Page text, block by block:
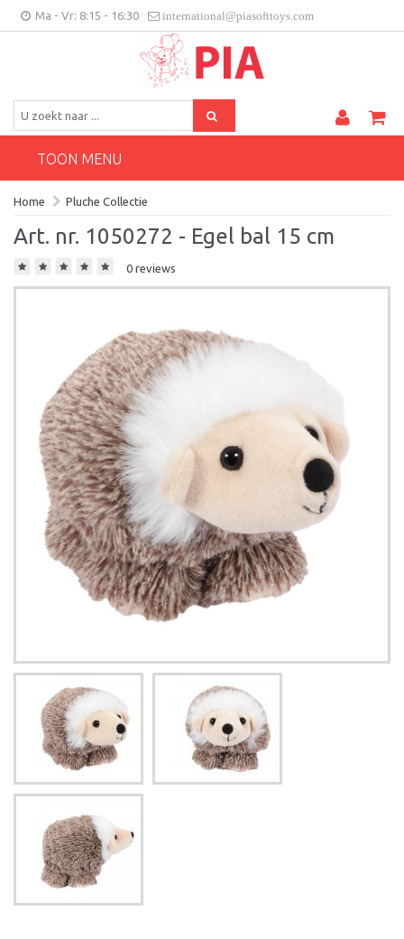
Ma - Vr: 8:15 - 16:30 international@piasofttoys.com
Klantenfeedback
BE/NL
TOON MENU
Home Pluche Collectie
Art. nr. 1050272 - Egel bal 15 cm
0 reviews